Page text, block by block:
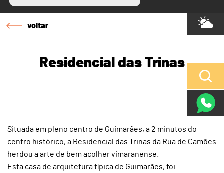
voltar
Residencial das Trinas
Situada em pleno centro de Guimarães, a 2 minutos do
centro histórico, a Residencial das Trinas da Rua de Camões
herdou a arte de bem acolher vimaranense.
Esta casa de arquitetura típica de Guimarães, foi